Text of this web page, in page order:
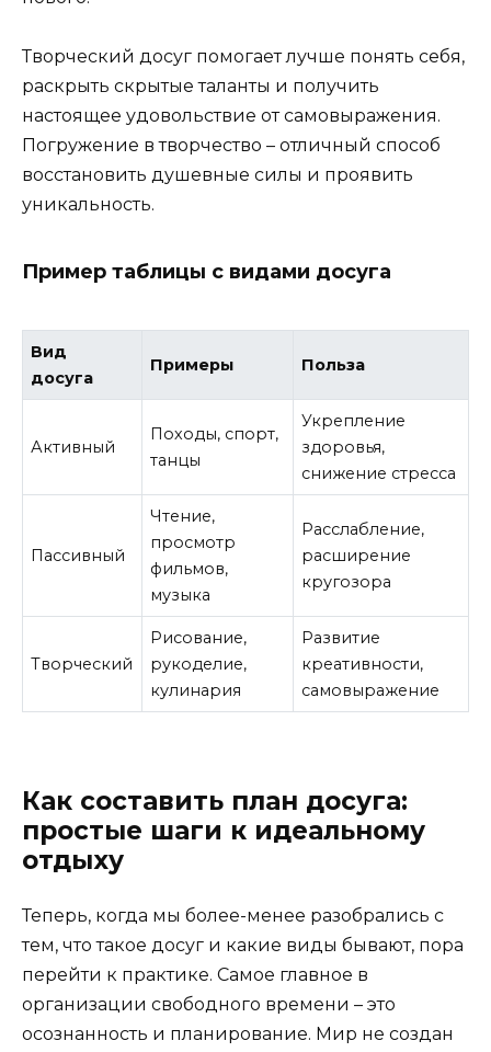
Творческий досуг помогает лучше понять себя,
раскрыть скрытые таланты и получить
настоящее удовольствие от самовыражения.
Погружение в творчество – отличный способ
восстановить душевные силы и проявить
уникальность.
Пример таблицы с видами досуга
Вид
досуга
Примеры Польза
Активный
Походы, спорт,
танцы
Укрепление
здоровья,
снижение стресса
Пассивный
Чтение,
просмотр
фильмов,
музыка
Расслабление,
расширение
кругозора
Творческий
Рисование,
рукоделие,
кулинария
Развитие
креативности,
самовыражение
Как составить план досуга:
простые шаги к идеальному
отдыху
Теперь, когда мы более-менее разобрались с
тем, что такое досуг и какие виды бывают, пора
перейти к практике. Самое главное в
организации свободного времени – это
осознанность и планирование. Мир не создан